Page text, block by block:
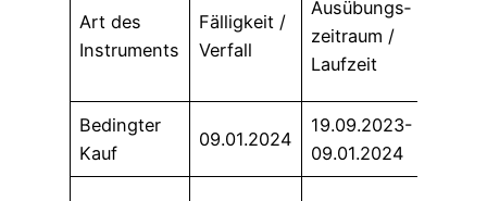
Art des
Instruments
Fälligkeit /
Verfall
Ausübungs­
zeitraum /
Laufzeit
Bedingter
Kauf
09.01.2024
19.09.2023-
09.01.2024